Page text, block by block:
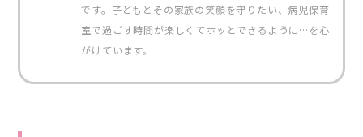
です。子どもとその家族の笑顔を守りたい、病児保育
室で過ごす時間が楽しくてホッとできるように…を心
がけています。